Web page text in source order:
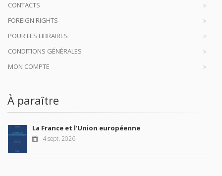
CONTACTS
FOREIGN RIGHTS
POUR LES LIBRAIRES
CONDITIONS GÉNÉRALES
MON COMPTE
À paraître
La France et l'Union européenne
4 sept. 2026